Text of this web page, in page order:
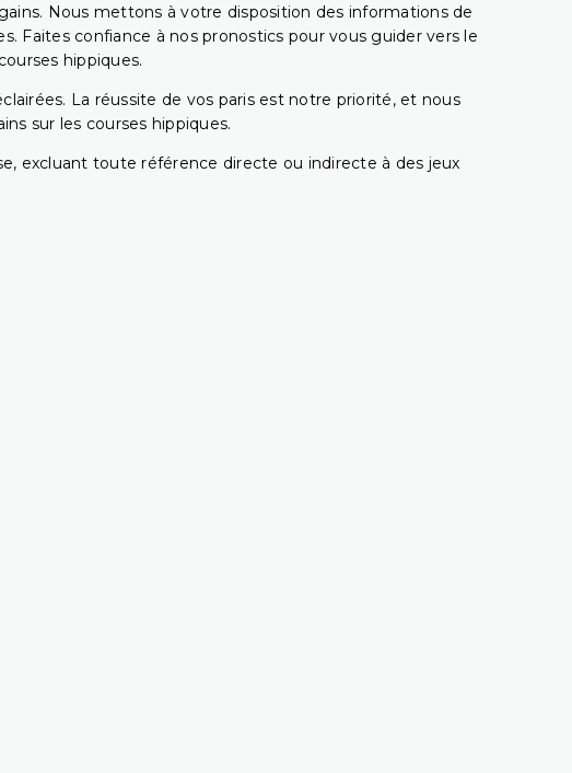
Nous mettons à votre disposition des informations de
Faites confiance à nos pronostics pour vous guider vers le
hippiques.
La réussite de vos paris est notre priorité, et nous
sur les courses hippiques.
excluant toute référence directe ou indirecte à des jeux